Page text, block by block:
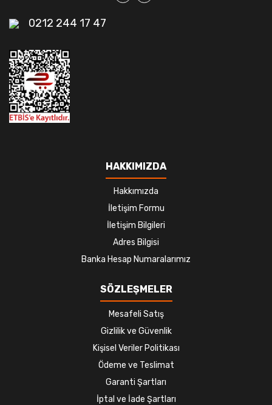
0212 244 17 47
HAKKIMIZDA
Hakkımızda
İletişim Formu
İletişim Bilgileri
Adres Bilgisi
Banka Hesap Numaralarımız
SÖZLEŞMELER
Mesafeli Satış
Gizlilik ve Güvenlik
Kişisel Veriler Politikası
Ödeme ve Teslimat
Garanti Şartları
İptal ve İade Şartları